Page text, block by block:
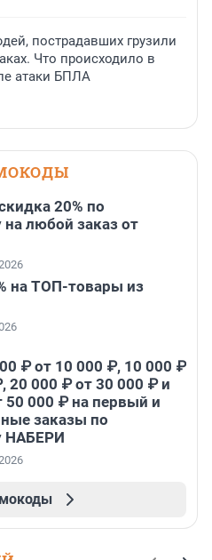
пострадавших грузили
Что происходило в
атаки БПЛА
20% по
любой заказ от
на ТОП-товары из
₽ от 10 000 ₽, 10 000 ₽
20 000 ₽ от 30 000 ₽ и
50 000 ₽ на первый и
заказы по
НАБЕРИ